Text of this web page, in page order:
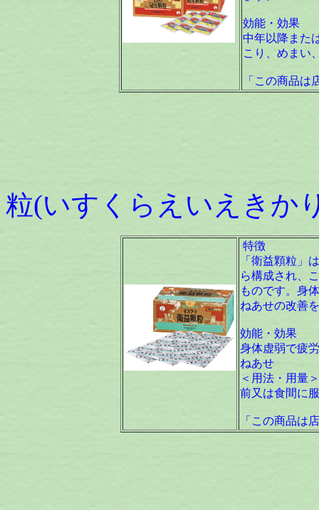
効能・効果
中年以降また
こり、めまい
「この商品は
粒(いすくらえいえき
特徴
「衛益顆粒」
ら構成され、
ものです。身
ねあせの改善
効能・効果
身体虚弱で疲
ねあせ
＜用法・用量
前又は食間に
「この商品は